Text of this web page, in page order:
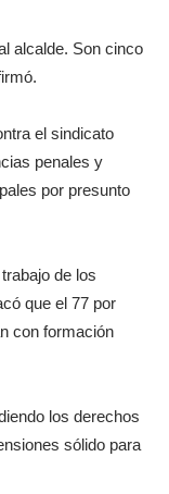
alcalde. Son cinco
el sindicato
penales y
por presunto
de los
que el 77 por
con formación
los derechos
sólido para